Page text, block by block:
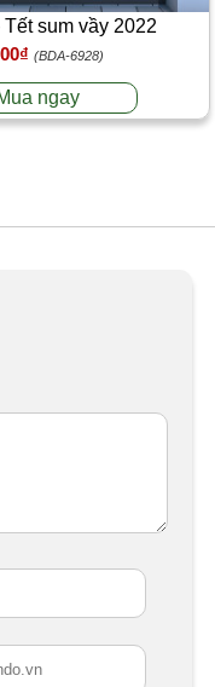
sum vầy 2022
(BDA-6928)
ngay